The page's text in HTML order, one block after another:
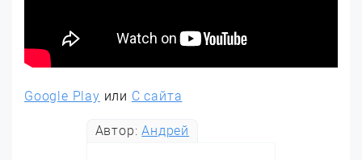
Google Play или С сайта
Автор:Андрей